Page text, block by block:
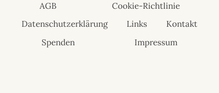
AGB
Cookie-Richtlinie
Datenschutzerklärung
Links
Kontakt
Spenden
Impressum